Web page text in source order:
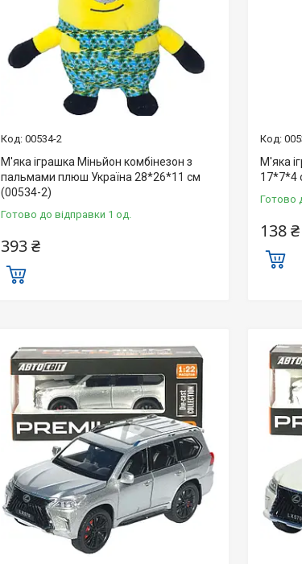
00534-2
М'яка іграшка Міньйон комбінезон з
пальмами плюш Україна 28*26*11 см
(00534-2)
Готово до відправки 1 од.
393 ₴
М'яка
17*7*4
Готово
138 ₴